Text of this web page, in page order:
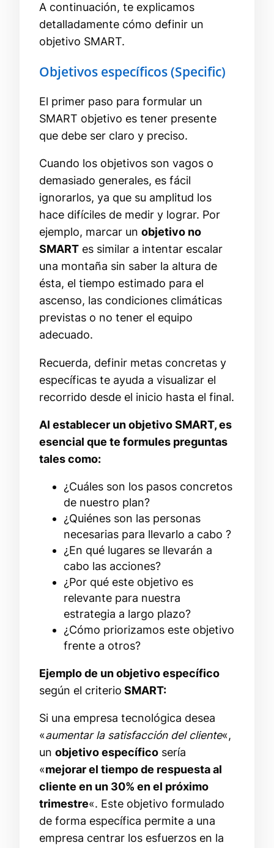
A continuación, te explicamos
detalladamente cómo definir un
objetivo SMART.
Objetivos específicos (Specific)
El primer paso para formular un
SMART objetivo es tener presente
que debe ser claro y preciso.
Cuando los objetivos son vagos o
demasiado generales, es fácil
ignorarlos, ya que su amplitud los
hace difíciles de medir y lograr. Por
ejemplo, marcar un objetivo no
SMART es similar a intentar escalar
una montaña sin saber la altura de
ésta, el tiempo estimado para el
ascenso, las condiciones climáticas
previstas o no tener el equipo
adecuado.
Recuerda, definir metas concretas y
específicas te ayuda a visualizar el
recorrido desde el inicio hasta el final.
Al establecer un objetivo SMART, es
esencial que te formules preguntas
tales como:
¿Cuáles son los pasos concretos
de nuestro plan?
¿Quiénes son las personas
necesarias para llevarlo a cabo ?
¿En qué lugares se llevarán a
cabo las acciones?
¿Por qué este objetivo es
relevante para nuestra
estrategia a largo plazo?
¿Cómo priorizamos este objetivo
frente a otros?
Ejemplo de un objetivoespecífico
según el criterio SMART:
Si una empresa tecnológica desea
«aumentar la satisfacción del cliente«,
un objetivo específico sería
«mejorar el tiempo de respuesta al
cliente en un 30% en el próximo
trimestre«. Este objetivo formulado
de forma específica permite a una
empresa centrar los esfuerzos en la